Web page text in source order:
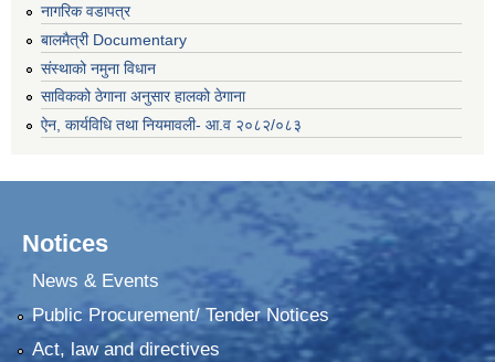
नागरिक वडापत्र
बालमैत्री Documentary
संस्थाको नमुना विधान
साविकको ठेगाना अनुसार हालको ठेगाना
ऐन, कार्यविधि तथा नियमावली- आ.व २०८२/०८३
Notices
News & Events
Public Procurement/ Tender Notices
Act, law and directives